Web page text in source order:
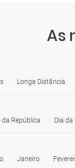
As
Longa Distância
República Dia
Janeiro